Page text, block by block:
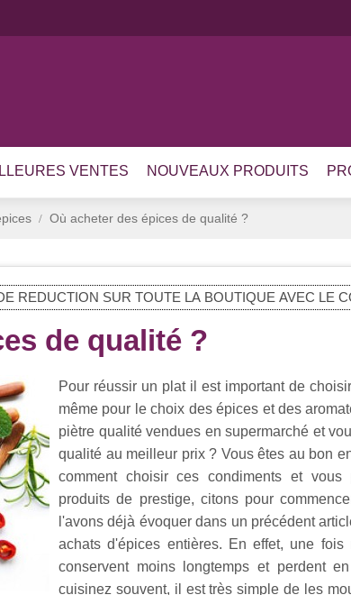
VENTES NOUVEAUX PRODUITS
Où acheter des épices de qualité ?
REDUCTION SUR TOUTE LA BOUTIQUE AVEC LE
de qualité ?
Pour réussir un plat il est important de
même pour le choix des épices et des
piètre qualité vendues en supermarché et
qualité au meilleur prix ? Vous êtes au bon
comment choisir ces condiments et
produits de prestige, citons pour
l'avons déjà évoquer dans un précédent
achats d'épices entières. En effet, une
conservent moins longtemps et perdent
cuisinez souvent, il est très simple de les